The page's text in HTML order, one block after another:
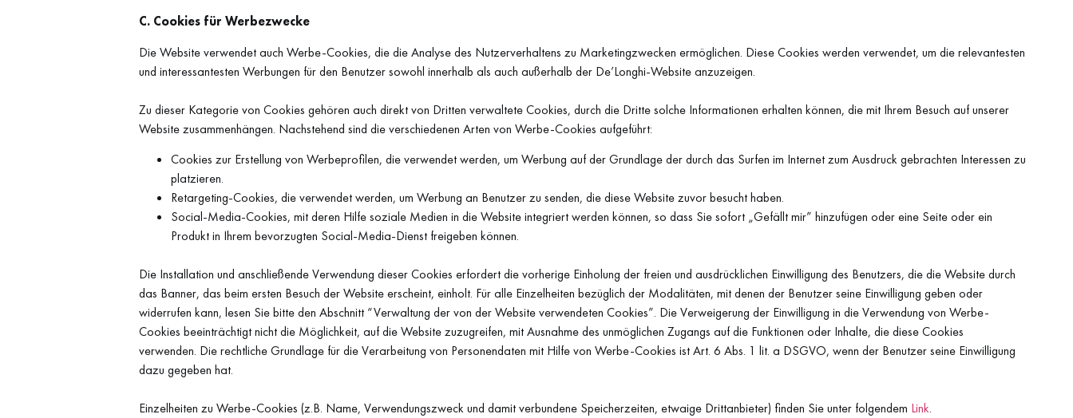
C. Cookies für Werbezwecke
Die Website verwendet auch Werbe-Cookies, die die Analyse des Nutzerverhaltens zu Marketingzwecken ermöglichen. Diese Cookies werden verwendet, um die relevantesten
und interessantesten Werbungen für den Benutzer sowohl innerhalb als auch außerhalb der De’Longhi-Website anzuzeigen.
Zu dieser Kategorie von Cookies gehören auch direkt von Dritten verwaltete Cookies, durch die Dritte solche Informationen erhalten können, die mit Ihrem Besuch auf unserer
Website zusammenhängen. Nachstehend sind die verschiedenen Arten von Werbe-Cookies aufgeführt:
Cookies zur Erstellung von Werbeprofilen, die verwendet werden, um Werbung auf der Grundlage der durch das Surfen im Internet zum Ausdruck gebrachten Interessen zu
platzieren.
Retargeting-Cookies, die verwendet werden, um Werbung an Benutzer zu senden, die diese Website zuvor besucht haben.
Social-Media-Cookies, mit deren Hilfe soziale Medien in die Website integriert werden können, so dass Sie sofort „Gefällt mir” hinzufügen oder eine Seite oder ein
Produkt in Ihrem bevorzugten Social-Media-Dienst freigeben können.
Die Installation und anschließende Verwendung dieser Cookies erfordert die vorherige Einholung der freien und ausdrücklichen Einwilligung des Benutzers, die die Website durch
das Banner, das beim ersten Besuch der Website erscheint, einholt. Für alle Einzelheiten bezüglich der Modalitäten, mit denen der Benutzer seine Einwilligung geben oder
widerrufen kann, lesen Sie bitte den Abschnitt “Verwaltung der von der Website verwendeten Cookies”. Die Verweigerung der Einwilligung in die Verwendung von Werbe-
Cookies beeinträchtigt nicht die Möglichkeit, auf die Website zuzugreifen, mit Ausnahme des unmöglichen Zugangs auf die Funktionen oder Inhalte, die diese Cookies
verwenden. Die rechtliche Grundlage für die Verarbeitung von Personendaten mit Hilfe von Werbe-Cookies ist Art. 6 Abs. 1 lit. a DSGVO, wenn der Benutzer seine Einwilligung
dazu gegeben hat.
Einzelheiten zu Werbe-Cookies (z.B. Name, Verwendungszweck und damit verbundene Speicherzeiten, etwaige Drittanbieter) finden Sie unter folgendem Link.